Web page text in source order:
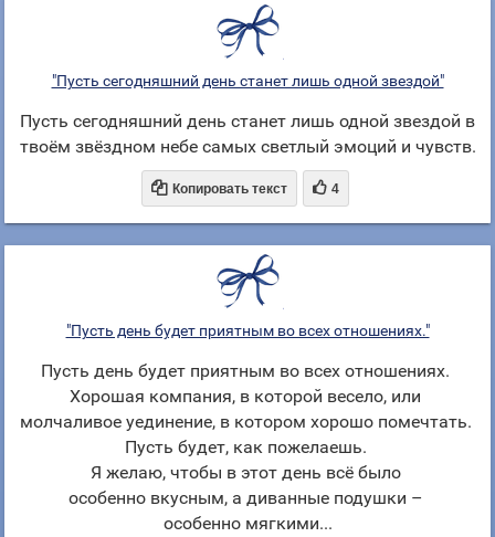
"Пусть сегодняшний день станет лишь одной звездой"
Пусть сегодняшний день станет лишь одной звездой в
твоём звёздном небе самых светлый эмоций и чувств.
 Копировать текст  4
"Пусть день будет приятным во всех отношениях."
Пусть день будет приятным во всех отношениях.
Хорошая компания, в которой весело, или
молчаливое уединение, в котором хорошо помечтать.
Пусть будет, как пожелаешь.
Я желаю, чтобы в этот день всё было
особенно вкусным, а диванные подушки –
особенно мягкими...